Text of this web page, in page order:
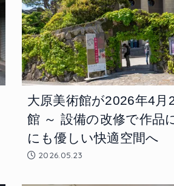
大原美術館が2026年4月
館 ～ 設備の改修で作品
にも優しい快適空間へ
2026.05.23